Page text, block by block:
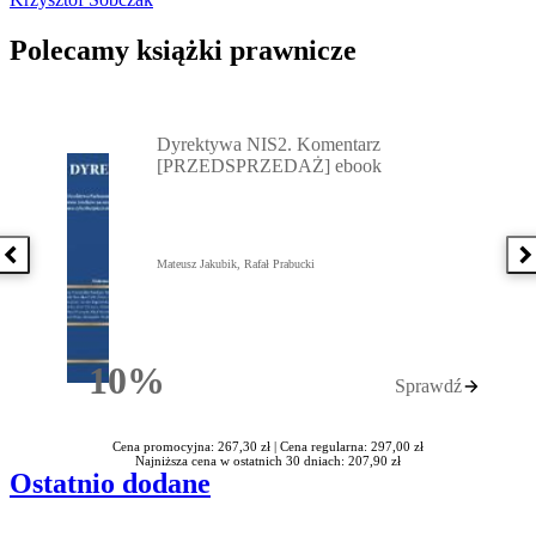
Polecamy książki prawnicze
Poprzednia książka
10%Rabatu
Dyrektywa NIS2. Komentarz
[PRZEDSPRZEDAŻ] ebook
Mateusz Jakubik, Rafał Prabucki
Sprawdź
Cena promocyjna: 267,30 zł | Cena regularna: 297,00 zł
Najniższa cena w ostatnich 30 dniach: 207,90 zł
Ostatnio dodane